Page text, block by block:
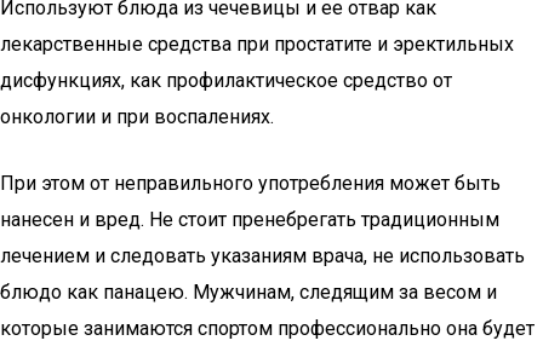
Используют блюда из чечевицы и ее отвар как
лекарственные средства при простатите и эректильных
дисфункциях, как профилактическое средство от
онкологии и при воспалениях.
При этом от неправильного употребления может быть
нанесен и вред. Не стоит пренебрегать традиционным
лечением и следовать указаниям врача, не использовать
блюдо как панацею. Мужчинам, следящим за весом и
которые занимаются спортом профессионально она будет